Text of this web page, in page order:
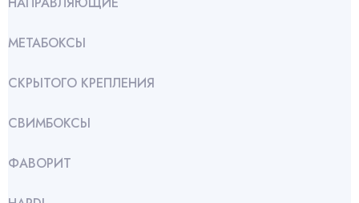
МЕТАБОКСЫ
СКРЫТОГО КРЕПЛЕНИЯ
СВИМБОКСЫ
ФАВОРИТ